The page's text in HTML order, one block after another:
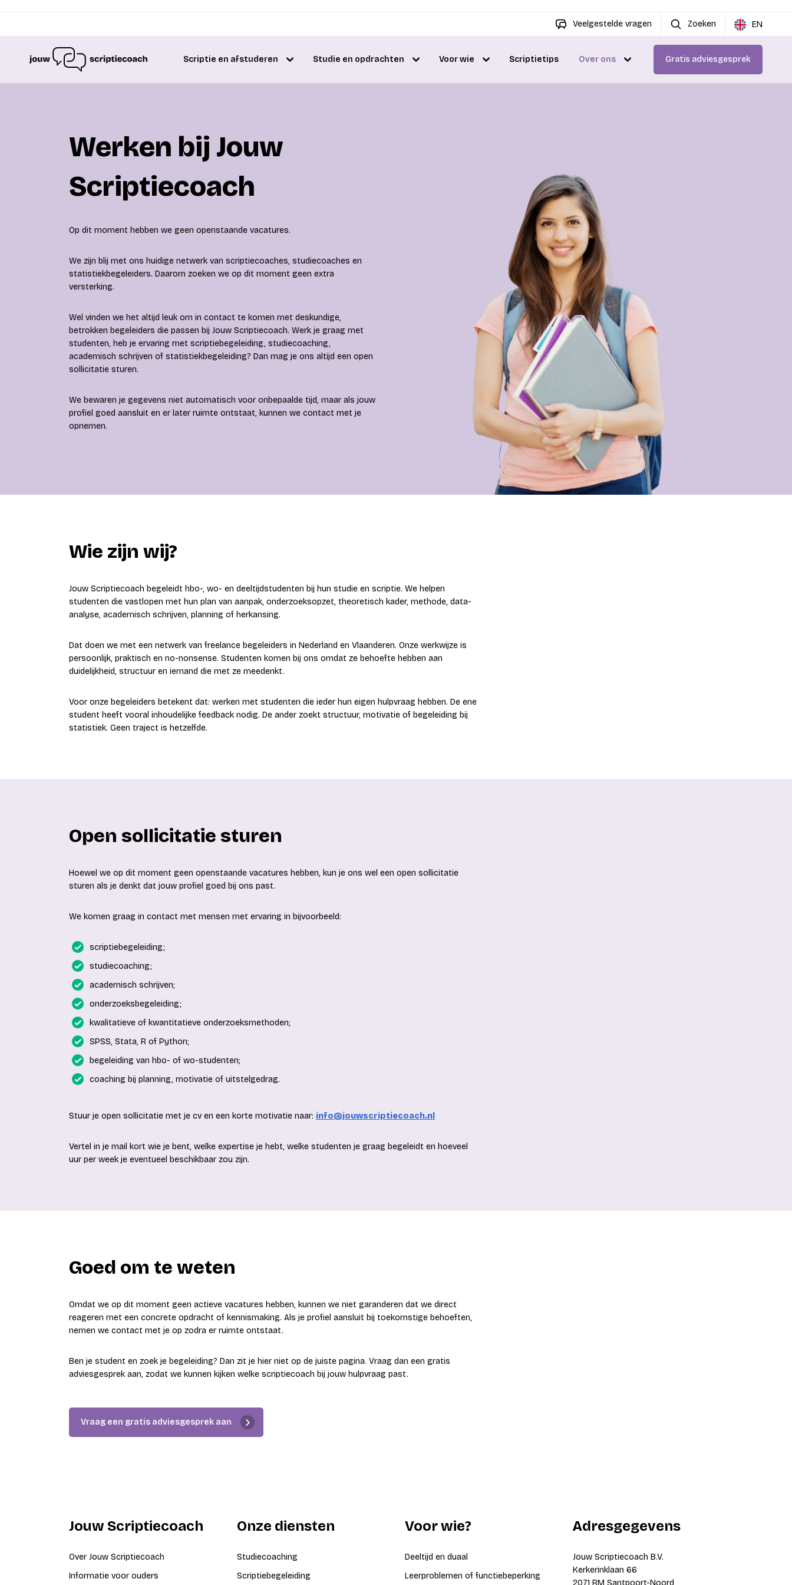
Veelgestelde vragen Zoeken EN
Scriptie en afstuderen Studie en opdrachten Voor wie Scriptietips Over ons Gratis adviesgesprek
Werken bij Jouw
Scriptiecoach
Op dit moment hebben we geen openstaande vacatures.
We zijn blij met ons huidige netwerk van scriptiecoaches, studiecoaches en
statistiekbegeleiders. Daarom zoeken we op dit moment geen extra
versterking.
Wel vinden we het altijd leuk om in contact te komen met deskundige,
betrokken begeleiders die passen bij Jouw Scriptiecoach. Werk je graag met
studenten, heb je ervaring met scriptiebegeleiding, studiecoaching,
academisch schrijven of statistiekbegeleiding? Dan mag je ons altijd een open
sollicitatie sturen.
We bewaren je gegevens niet automatisch voor onbepaalde tijd, maar als jouw
profiel goed aansluit en er later ruimte ontstaat, kunnen we contact met je
opnemen.
Wie zijn wij?
Jouw Scriptiecoach begeleidt hbo-, wo- en deeltijdstudenten bij hun studie en scriptie. We helpen
studenten die vastlopen met hun plan van aanpak, onderzoeksopzet, theoretisch kader, methode, data-
analyse, academisch schrijven, planning of herkansing.
Dat doen we met een netwerk van freelance begeleiders in Nederland en Vlaanderen. Onze werkwijze is
persoonlijk, praktisch en no-nonsense. Studenten komen bij ons omdat ze behoefte hebben aan
duidelijkheid, structuur en iemand die met ze meedenkt.
Voor onze begeleiders betekent dat: werken met studenten die ieder hun eigen hulpvraag hebben. De ene
student heeft vooral inhoudelijke feedback nodig. De ander zoekt structuur, motivatie of begeleiding bij
statistiek. Geen traject is hetzelfde.
Open sollicitatie sturen
Hoewel we op dit moment geen openstaande vacatures hebben, kun je ons wel een open sollicitatie
sturen als je denkt dat jouw profiel goed bij ons past.
We komen graag in contact met mensen met ervaring in bijvoorbeeld:
scriptiebegeleiding;
studiecoaching;
academisch schrijven;
onderzoeksbegeleiding;
kwalitatieve of kwantitatieve onderzoeksmethoden;
SPSS, Stata, R of Python;
begeleiding van hbo- of wo-studenten;
coaching bij planning, motivatie of uitstelgedrag.
Stuur je open sollicitatie met je cv en een korte motivatie naar: info@jouwscriptiecoach.nl
Vertel in je mail kort wie je bent, welke expertise je hebt, welke studenten je graag begeleidt en hoeveel
uur per week je eventueel beschikbaar zou zijn.
Goed om te weten
Omdat we op dit moment geen actieve vacatures hebben, kunnen we niet garanderen dat we direct
reageren met een concrete opdracht of kennismaking. Als je profiel aansluit bij toekomstige behoeften,
nemen we contact met je op zodra er ruimte ontstaat.
Ben je student en zoek je begeleiding? Dan zit je hier niet op de juiste pagina. Vraag dan een gratis
adviesgesprek aan, zodat we kunnen kijken welke scriptiecoach bij jouw hulpvraag past.
Vraag een gratis adviesgesprek aan
Jouw Scriptiecoach
Over Jouw Scriptiecoach
Informatie voor ouders
Onze diensten
Studiecoaching
Scriptiebegeleiding
Voor wie?
Deeltijd en duaal
Leerproblemen of functiebeperking
Adresgegevens
Jouw Scriptiecoach B.V.
Kerkerinklaan 66
2071 RM Santpoort-Noord